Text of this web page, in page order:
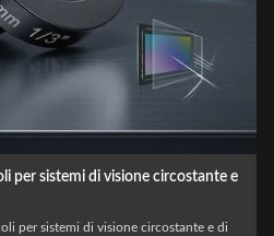
per sistemi di visione circostante e
per sistemi di visione circostante e di